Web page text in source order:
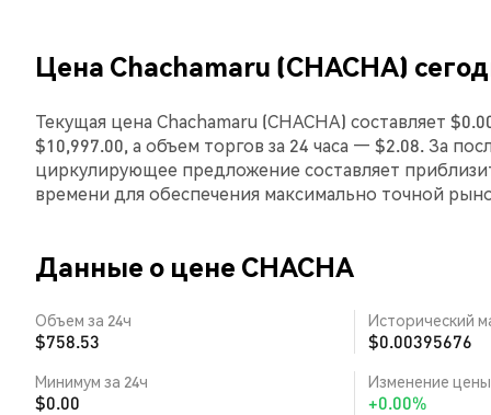
Цена Chachamaru (CHACHA)
Текущая цена Chachamaru (CHACHA) составляет
$10,997.00, а объем торгов за 24 часа — $2.08. За
циркулирующее предложение составляет
времени для обеспечения максимально точной
Данные о цене CHACHA
Объем за 24ч
$758.53
Исторический
$0.00395676
Минимум за 24ч
$0.00
Изменение цены
+0.00%